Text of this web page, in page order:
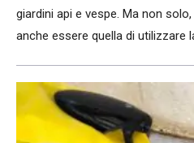
giardini api e vespe. Ma non
anche essere quella di utilizzare